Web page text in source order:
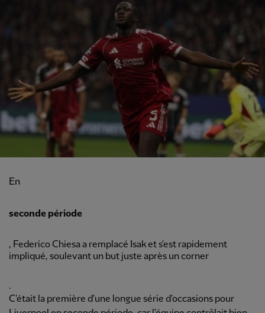
En
seconde période
, Federico Chiesa a remplacé Isak et s'est rapidement
impliqué, soulevant un but juste après un corner
.
C'était la première d'une longue série d'occasions pour